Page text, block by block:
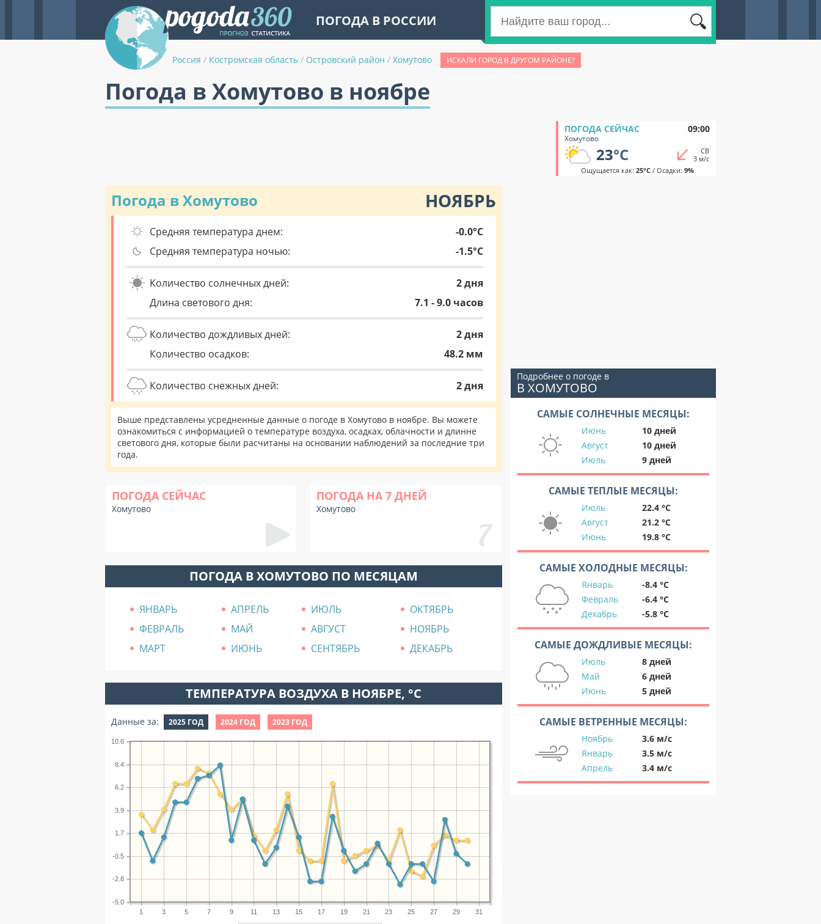
ПОГОДА В РОССИИ
Россия / Костромская область / Островский район / Хомутово ИСКАЛИ ГОРОД В ДРУГОМ РАЙОНЕ?
Погода в Хомутово в ноябре
ПОГОДА СЕЙЧАС 09:00
Хомутово
23°C
СВ
3 м/с
Ощущается как: 25°C/ Осадки: 9%
Погода в Хомутово НОЯБРЬ
Средняя температура днем:
-0.0°C
Средняя температура ночью:
-1.5°C
Количество солнечных дней:
2 дня
Длина светового дня:
7.1 - 9.0 часов
Количество дождливых дней:
2 дня
Количество осадков:
48.2 мм
Количество снежных дней: 2 дня
Выше представлены усредненные данные о погоде в Хомутово в ноябре. Вы можете
ознакомиться с информацией о температуре воздуха, осадках, облачности и длинне
светового дня, которые были расчитаны на основании наблюдений за последние три
года.
ПОГОДА СЕЙЧАС
Хомутово
ПОГОДА НА 7 ДНЕЙ
Хомутово
ПОГОДА В ХОМУТОВО ПО МЕСЯЦАМ
ЯНВАРЬ АПРЕЛЬ ИЮЛЬ
ОКТЯБРЬ
ФЕВРАЛЬ
МАЙ АВГУСТ
НОЯБРЬ
МАРТ
ИЮНЬ СЕНТЯБРЬ ДЕКАБРЬ
ТЕМПЕРАТУРА ВОЗДУХА В НОЯБРЕ, °C
Данные за: 2025 ГОД 2024 ГОД 2023 ГОД
1 3 5 7 9 11 13 15 17 19 21 23 25 27 29 31
-5.0
-2.8
-0.5
1.7
3.9
6.2
8.4
10.6
Подробнее о погоде в
В ХОМУТОВО
САМЫЕ СОЛНЕЧНЫЕ МЕСЯЦЫ:
Июнь
10 дней
Август
10 дней
Июль
9 дней
САМЫЕ ТЕПЛЫЕ МЕСЯЦЫ:
Июль
22.4 °C
Август
21.2 °C
Июнь
19.8 °C
САМЫЕ ХОЛОДНЫЕ МЕСЯЦЫ:
Январь
-8.4 °C
Февраль
-6.4 °C
Декабрь
-5.8 °C
САМЫЕ ДОЖДЛИВЫЕ МЕСЯЦЫ:
Июль
8 дней
Май
6 дней
Июнь
5 дней
САМЫЕ ВЕТРЕННЫЕ МЕСЯЦЫ:
Ноябрь
3.6 м/с
Январь
3.5 м/с
Апрель
3.4 м/с